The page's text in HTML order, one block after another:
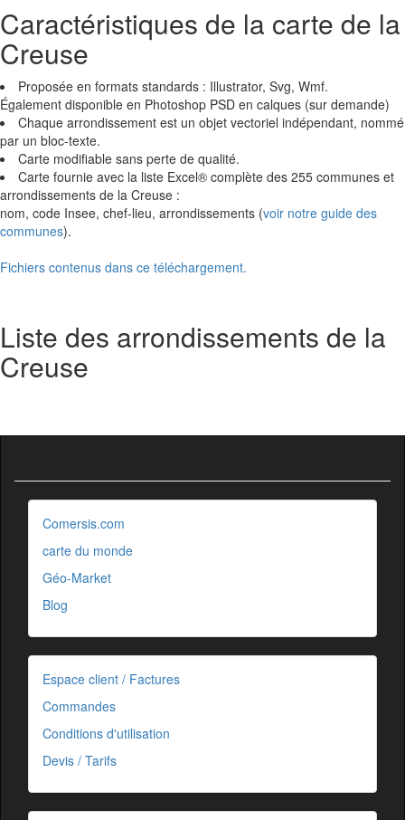
Caractéristiques de la carte de la
Creuse
Proposée en formats standards : Illustrator, Svg, Wmf.
Également disponible en Photoshop PSD en calques (sur demande)
Chaque arrondissement est un objet vectoriel indépendant, nommé
par un bloc-texte.
Carte modifiable sans perte de qualité.
Carte fournie avec la liste Excel® complète des 255 communes et
arrondissements de la Creuse :
nom, code Insee, chef-lieu, arrondissements (voir notre guide des
communes).
Fichiers contenus dans ce téléchargement.
Liste des arrondissements de la
Creuse
Comersis.com
carte du monde
Géo-Market
Blog
Espace client / Factures
Commandes
Conditions d'utilisation
Devis / Tarifs